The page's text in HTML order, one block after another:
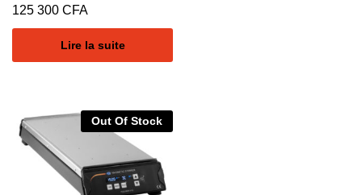
125 300 CFA
Lire la suite
Out Of Stock